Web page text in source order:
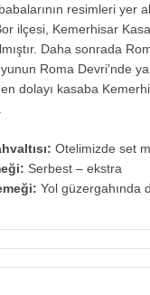
resimleri yer
ilçesi, Kemerhisar
Daha sonrada
Roma Devri'nde
dolayı kasaba
Otelimizde set
Serbest – ekstra
Yol güzergahında